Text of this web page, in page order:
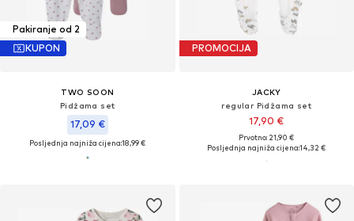
Pakiranje od 2
KUPON
TWO SOON
Pidžama set
17,09 €
Posljednja najniža cijena:18,99 €
PROMOCIJA
JACKY
regular Pidžama set
17,90 €
Prvotno: 21,90 €
Posljednja najniža cijena:14,32 €